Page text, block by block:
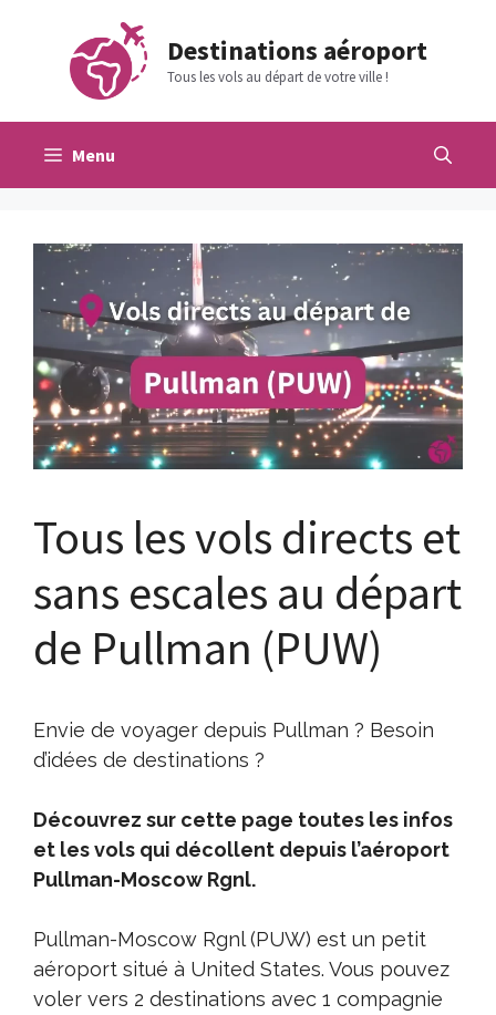
contenu
Destinations aéroport
Tous les vols au départ de votre ville !
Menu
Tous les vols directs et
sans escales au départ
de Pullman (PUW)
Envie de voyager depuis Pullman ? Besoin
d’idées de destinations ?
Découvrez sur cette page toutes les infos
et les vols qui décollent depuis l’aéroport
Pullman-Moscow Rgnl.
Pullman-Moscow Rgnl (PUW) est un petit
aéroport situé à United States. Vous pouvez
voler vers 2 destinations avec 1 compagnie